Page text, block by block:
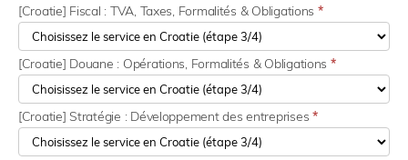
[Croatie] Fiscal : TVA, Taxes, Formalités & Obligations *
[Croatie] Douane : Opérations, Formalités & Obligations *
[Croatie] Stratégie : Développement des entreprises *